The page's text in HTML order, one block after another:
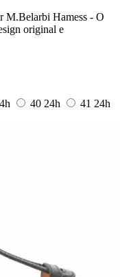
M.Belarbi Hamess - O
original e
40 24h 41 24h